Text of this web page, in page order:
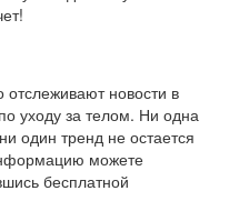
новости в
уходу за телом. Ни одна
один тренд не остается
можете
бесплатной